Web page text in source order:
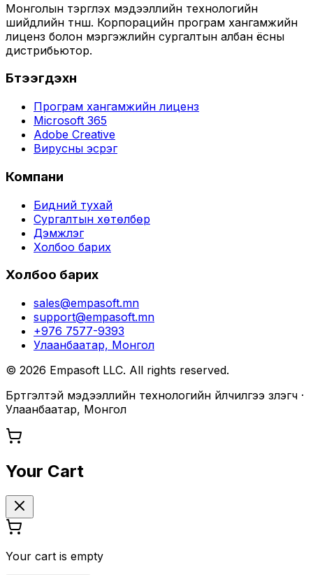
Монголын тэргүүлэх мэдээллийн технологийн
шийдлийн түнш. Корпорацийн програм хангамжийн
лиценз болон мэргэжлийн сургалтын албан ёсны
дистрибьютор.
Бүтээгдэхүүн
Програм хангамжийн лиценз
Microsoft 365
Adobe Creative
Вирусны эсрэг
Компани
Бидний тухай
Сургалтын хөтөлбөр
Дэмжлэг
Холбоо барих
Холбоо барих
sales@empasoft.mn
support@empasoft.mn
+976 7577-9393
Улаанбаатар, Монгол
© 2026 Empasoft LLC. All rights reserved.
Бүртгэлтэй мэдээллийн технологийн үйлчилгээ үзүүлэгч ·
Улаанбаатар, Монгол
Your Cart
Your cart is empty